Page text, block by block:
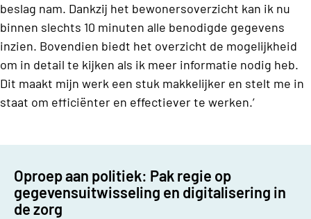
beslag nam. Dankzij het bewonersoverzicht kan ik nu
binnen slechts 10 minuten alle benodigde gegevens
inzien. Bovendien biedt het overzicht de mogelijkheid
om in detail te kijken als ik meer informatie nodig heb.
Dit maakt mijn werk een stuk makkelijker en stelt me in
staat om efficiënter en effectiever te werken.’
Oproep aan politiek: Pak regie op
gegevensuitwisseling en digitalisering in
de zorg